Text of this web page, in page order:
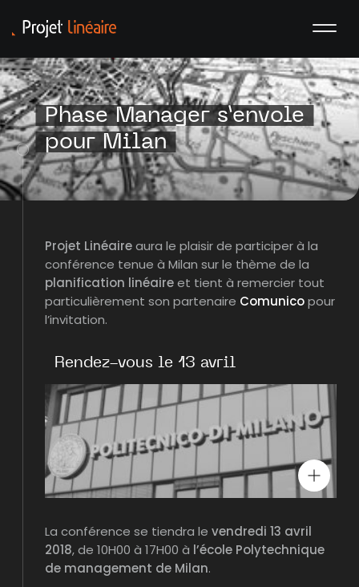
Phase Manager s’envole
pour Milan
Projet Linéaireaura le plaisir de participer à la
conférence tenue à Milan sur le thème de la
planification linéaireet tient à remercier tout
particulièrement son partenaire Comunicopour
l’invitation.
Rendez-vous le 13 avril
La conférence se tiendra le vendredi 13 avril
2018, de 10H00 à 17H00 à l’école Polytechnique
de management de Milan.